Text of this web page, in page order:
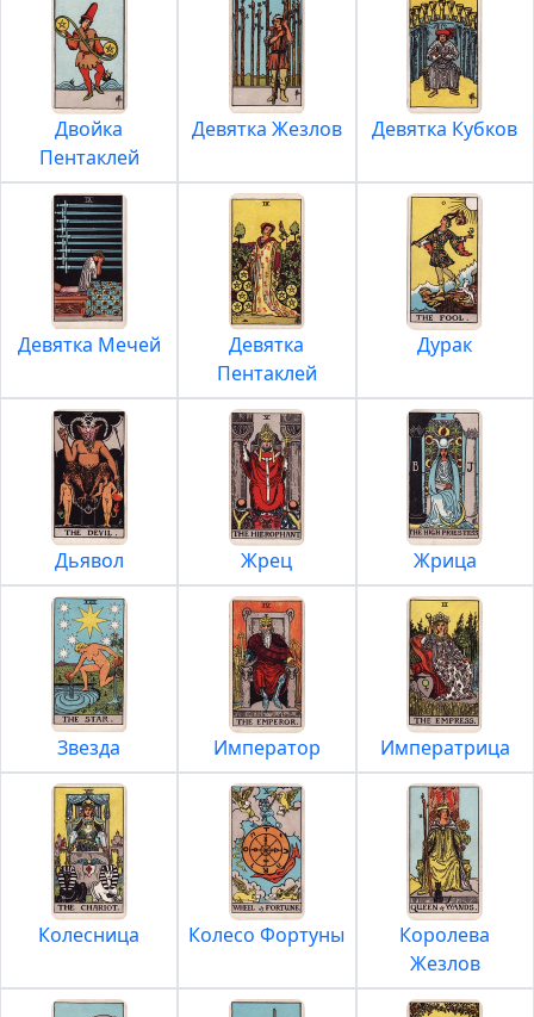
Двойка
Пентаклей
Девятка Жезлов Девятка Кубков
Девятка Мечей
Девятка
Пентаклей
Дурак
Дьявол Жрец Жрица
Звезда Император Императрица
Колесница Колесо Фортуны
Королева
Жезлов